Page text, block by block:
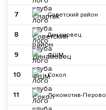
7 Советский район
8 Динамовец
9 ФШМ
10 Сокол
11 Локомотив-Перово